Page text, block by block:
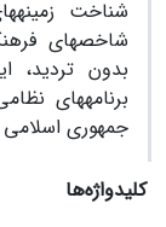
شناخت
شاخص‏های
بدون تردید،
برنامه‏های
جمهوری اسلامی
کلیدواژه‌ها